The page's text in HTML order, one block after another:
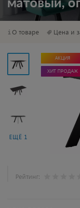
матовый,
О товаре Цена и
ЕЩЁ 1
АКЦИЯ
ХИТ ПРОДАЖ
Рейтинг: